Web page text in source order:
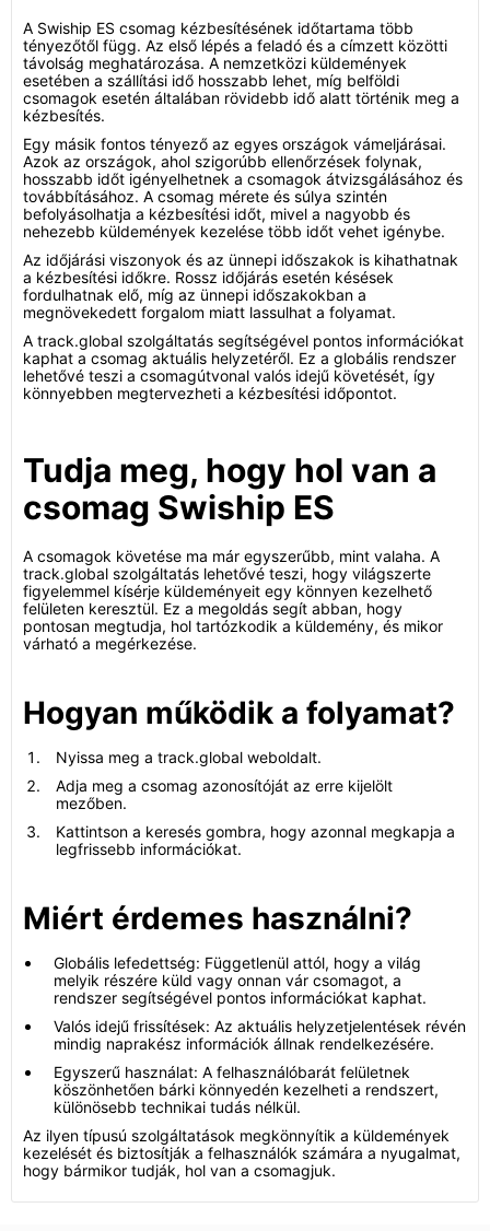
A Swiship ES csomag kézbesítésének időtartama több
tényezőtől függ. Az első lépés a feladó és a címzett közötti
távolság meghatározása. A nemzetközi küldemények
esetében a szállítási idő hosszabb lehet, míg belföldi
csomagok esetén általában rövidebb idő alatt történik meg a
kézbesítés.
Egy másik fontos tényező az egyes országok vámeljárásai.
Azok az országok, ahol szigorúbb ellenőrzések folynak,
hosszabb időt igényelhetnek a csomagok átvizsgálásához és
továbbításához. A csomag mérete és súlya szintén
befolyásolhatja a kézbesítési időt, mivel a nagyobb és
nehezebb küldemények kezelése több időt vehet igénybe.
Az időjárási viszonyok és az ünnepi időszakok is kihathatnak
a kézbesítési időkre. Rossz időjárás esetén késések
fordulhatnak elő, míg az ünnepi időszakokban a
megnövekedett forgalom miatt lassulhat a folyamat.
A track.global szolgáltatás segítségével pontos információkat
kaphat a csomag aktuális helyzetéről. Ez a globális rendszer
lehetővé teszi a csomagútvonal valós idejű követését, így
könnyebben megtervezheti a kézbesítési időpontot.
Tudja meg, hogy hol van a
csomag Swiship ES
A csomagok követése ma már egyszerűbb, mint valaha. A
track.global szolgáltatás lehetővé teszi, hogy világszerte
figyelemmel kísérje küldeményeit egy könnyen kezelhető
felületen keresztül. Ez a megoldás segít abban, hogy
pontosan megtudja, hol tartózkodik a küldemény, és mikor
várható a megérkezése.
Hogyan működik a folyamat?
Nyissa meg a track.global weboldalt.
Adja meg a csomag azonosítóját az erre kijelölt
mezőben.
Kattintson a keresés gombra, hogy azonnal megkapja a
legfrissebb információkat.
Miért érdemes használni?
Globális lefedettség: Függetlenül attól, hogy a világ
melyik részére küld vagy onnan vár csomagot, a
rendszer segítségével pontos információkat kaphat.
Valós idejű frissítések: Az aktuális helyzetjelentések révén
mindig naprakész információk állnak rendelkezésére.
Egyszerű használat: A felhasználóbarát felületnek
köszönhetően bárki könnyedén kezelheti a rendszert,
különösebb technikai tudás nélkül.
Az ilyen típusú szolgáltatások megkönnyítik a küldemények
kezelését és biztosítják a felhasználók számára a nyugalmat,
hogy bármikor tudják, hol van a csomagjuk.